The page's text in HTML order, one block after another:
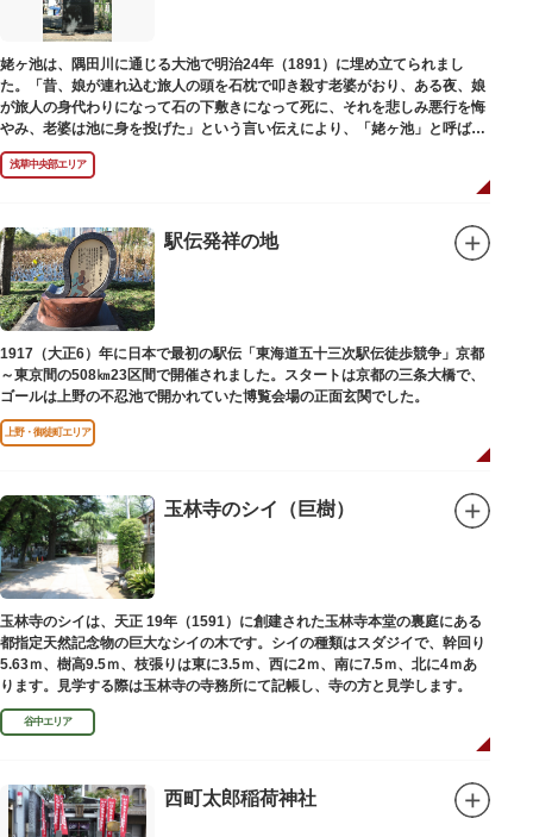
姥ヶ池は、隅田川に通じる大池で明治24年（1891）に埋め立てられまし
た。「昔、娘が連れ込む旅人の頭を石枕で叩き殺す老婆がおり、ある夜、娘
が旅人の身代わりになって石の下敷きになって死に、それを悲しみ悪行を悔
やみ、老婆は池に身を投げた」という言い伝えにより、「姥ヶ池」と呼ばれ
ていました。その碑は花川戸公園内にあります。
浅草中央部エリア
駅伝発祥の地
1917（大正6）年に日本で最初の駅伝「東海道五十三次駅伝徒歩競争」京都
～東京間の508㎞23区間で開催されました。スタートは京都の三条大橋で、
ゴールは上野の不忍池で開かれていた博覧会場の正面玄関でした。
上野・御徒町エリア
玉林寺のシイ（巨樹）
玉林寺のシイは、天正 19年（1591）に創建された玉林寺本堂の裏庭にある
都指定天然記念物の巨大なシイの木です。シイの種類はスダジイで、幹回り
5.63ｍ、樹高9.5ｍ、枝張りは東に3.5ｍ、西に2ｍ、南に7.5ｍ、北に4ｍあ
ります。見学する際は玉林寺の寺務所にて記帳し、寺の方と見学します。
谷中エリア
西町太郎稲荷神社